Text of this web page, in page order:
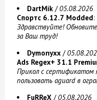
DartMik /05.08.2026
Спортс 6.12.7 Modded:
Здравствуйте! Обновите
за Ваш труд!
Dymonyxx /
Ads Regex+ 31.1
Прикол с сертификатом
пользовать aguard в
FuRReX /05.08.2026